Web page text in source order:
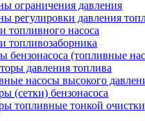
ограничения давления
регулировки давления
топливного насоса
топливозаборника
бензонасоса (топливные
давления топлива
насосы высокого
(сетки) бензонасоса
топливные тонкой очистки